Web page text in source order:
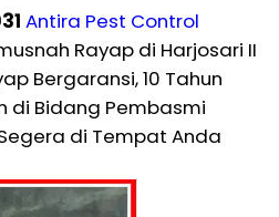
Antira Pest Control
Rayap di Harjosari II
Bergaransi, 10 Tahun
di Bidang Pembasmi
di Tempat Anda